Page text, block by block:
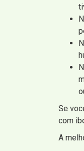
Se
com
A